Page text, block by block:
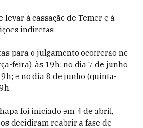
levar à cassação de Temer e à
indiretas.
para o julgamento ocorrerão no
feira), às 19h; no dia 7 de junho
e no dia 8 de junho (quinta-
foi iniciado em 4 de abril,
decidiram reabrir a fase de